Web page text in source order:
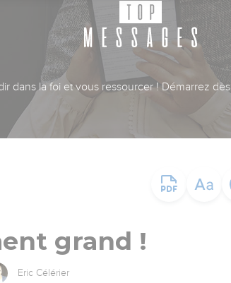
dans la foi et vous ressourcer ! Démarrez
grand !
Eric Célérier